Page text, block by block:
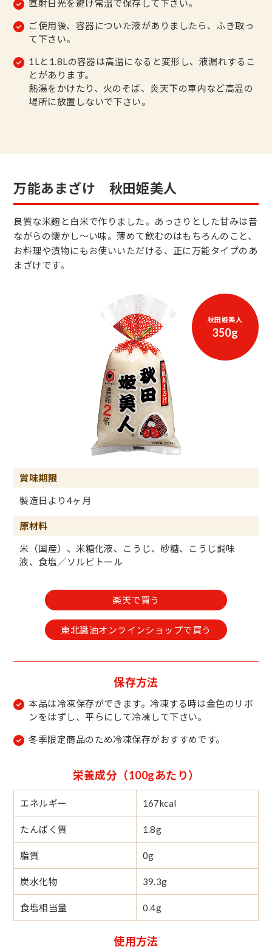
直射日光を避け常温で保存して下さい。
ご使用後、容器についた液がありましたら、ふき取っ
て下さい。
1Lと1.8Lの容器は高温になると変形し、液漏れするこ
とがあります。
熱湯をかけたり、火のそば、炎天下の車内など高温の
場所に放置しないで下さい。
万能あまざけ 秋田姫美人
良質な米麹と白米で作りました。あっさりとした甘みは昔
ながらの懐かし～い味。薄めて飲むのはもちろんのこと、
お料理や漬物にもお使いいただける、正に万能タイプのあ
まざけです。
秋田姫美人
350g
賞味期限
製造日より4ヶ月
原材料
米（国産）、米糖化液、こうじ、砂糖、こうじ調味
液、食塩／ソルビトール
楽天で買う
東北醤油オンラインショップで買う
保存方法
本品は冷凍保存ができます。冷凍する時は金色のリボ
ンをはずし、平らにして冷凍して下さい。
冬季限定商品のため冷凍保存がおすすめです。
栄養成分（100gあたり）
エネルギー 167kcal
たんぱく質 1.8g
脂質 0g
炭水化物 39.3g
食塩相当量 0.4g
使用方法